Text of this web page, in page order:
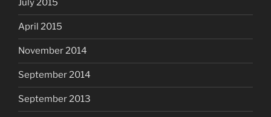
July 2015
April 2015
November 2014
September 2014
September 2013